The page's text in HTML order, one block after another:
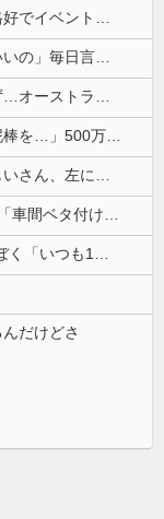
【画像】リアルみいちゃん、とんでもない格好でイベント出演するwwwwwwwwww
「あなたは一生働くけど、私は家にいればいいの」毎日言われた20歳がついに返した一言…
【ラグビー】日本代表、歴史的初勝利ならず…オーストラリアに逆転負け ８戦全敗
「自衛隊員や報道カメラマンのフリをして泥棒を…」500万円分の預金通帳を盗まれた高齢女性が明かす被害！
【速報】赤旗配達中の共産党市議７８歳のじいさん、左に寄りすぎたか車で民家当て逃げ
3大盆休みの害悪車「常時ハイビームマン」「車間ベタ付けマン」「法定速度絶対遵守マン」
【悲報】 取引先専務「Aを20個注文する」 ぼく「いつも1～2個しか使わないけど本当に20であってる？」 取専「あってる」→結果『こう』なったんだが...
だけどさ